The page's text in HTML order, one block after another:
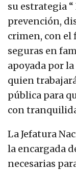
su estrategia “
prevención,
crimen, con el
seguras en
apoyada por
quien
pública para
con
La Jefatura
la encargada
necesarias